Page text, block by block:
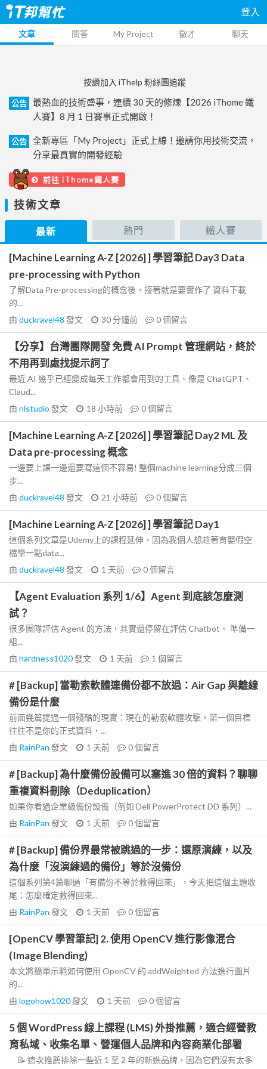
登入
文章 問答 My Project 徵才 聊天
按讚加入 iThelp 粉絲團追蹤
公告
最熱血的技術盛事，連續 30 天的修煉【2026 iThome 鐵
人賽】8 月 1 日賽事正式開啟！
公告
全新專區「My Project」正式上線！邀請你用技術交流，
分享最真實的開發經驗
前往 iThome鐵人賽
技術文章
最新 熱門 鐵人賽
[Machine Learning A-Z [2026] ] 學習筆記 Day3 Data
pre-processing with Python
了解Data Pre-processing的概念後，接著就是要實作了 資料下載
的...
由 duckravel48 發文 30 分鐘前 0個留言
【分享】台灣團隊開發 免費 AI Prompt 管理網站，終於
不用再到處找提示詞了
最近 AI 幾乎已經變成每天工作都會用到的工具。像是 ChatGPT、
Claud...
由 nlstudio 發文 18 小時前 0個留言
[Machine Learning A-Z [2026] ] 學習筆記 Day2 ML 及
Data pre-processing 概念
一邊要上課一邊還要寫這個不容易! 整個machine learning分成三個
步...
由 duckravel48 發文 21 小時前 0個留言
[Machine Learning A-Z [2026] ] 學習筆記 Day1
這個系列文章是Udemy上的課程延伸，因為我個人想趁著育嬰假空
檔學一點data...
由 duckravel48 發文 1 天前 0個留言
【Agent Evaluation 系列 1/6】Agent 到底該怎麼測
試？
很多團隊評估 Agent 的方法，其實還停留在評估 Chatbot。 準備一
組...
由 hardness1020發文 1 天前 1 個留言
# [Backup] 當勒索軟體連備份都不放過：Air Gap 與離線
備份是什麼
前面幾篇提過一個殘酷的現實：現在的勒索軟體攻擊，第一個目標
往往不是你的正式資料，...
由 RainPan 發文 1 天前 0個留言
# [Backup] 為什麼備份設備可以塞進 30 倍的資料？聊聊
重複資料刪除（Deduplication）
如果你看過企業級備份設備（例如 Dell PowerProtect DD 系列）...
由 RainPan 發文 1 天前 0個留言
# [Backup] 備份界最常被跳過的一步：還原演練，以及
為什麼「沒演練過的備份」等於沒備份
這個系列第4篇聊過「有備份不等於救得回來」，今天把這個主題收
尾：怎麼確定救得回來...
由 RainPan 發文 1 天前 0個留言
[OpenCV 學習筆記] 2. 使用 OpenCV 進行影像混合
(Image Blending)
本文將簡單示範如何使用 OpenCV 的 addWeighted 方法進行圖片
的...
由 logohow1020發文 1 天前 0個留言
5 個 WordPress 線上課程 (LMS) 外掛推薦，適合經營教
育私域、收集名單、營運個人品牌和內容商業化部署
📝 這次推薦排除一些近 1 至 2 年的新進品牌，因為它們沒有太多